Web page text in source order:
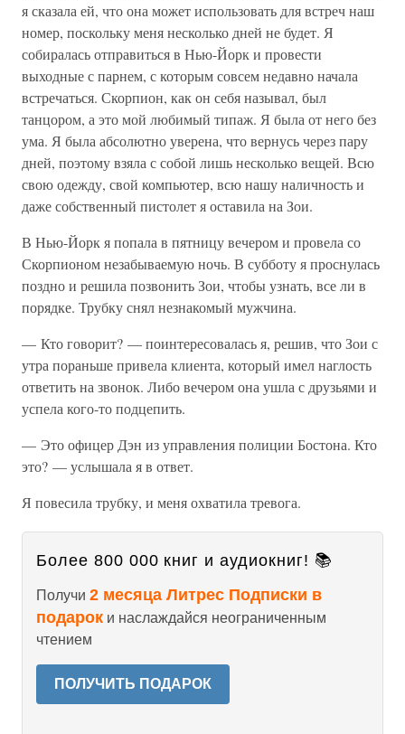
я сказала ей, что она может использовать для встреч наш
номер, поскольку меня несколько дней не будет. Я
собиралась отправиться в Нью-Йорк и провести
выходные с парнем, с которым совсем недавно начала
встречаться. Скорпион, как он себя называл, был
танцором, а это мой любимый типаж. Я была от него без
ума. Я была абсолютно уверена, что вернусь через пару
дней, поэтому взяла с собой лишь несколько вещей. Всю
свою одежду, свой компьютер, всю нашу наличность и
даже собственный пистолет я оставила на Зои.
В Нью-Йорк я попала в пятницу вечером и провела со
Скорпионом незабываемую ночь. В субботу я проснулась
поздно и решила позвонить Зои, чтобы узнать, все ли в
порядке. Трубку снял незнакомый мужчина.
— Кто говорит? — поинтересовалась я, решив, что Зои с
утра пораньше привела клиента, который имел наглость
ответить на звонок. Либо вечером она ушла с друзьями и
успела кого-то подцепить.
— Это офицер Дэн из управления полиции Бостона. Кто
это? — услышала я в ответ.
Я повесила трубку, и меня охватила тревога.
Более 800 000 книг и аудиокниг! 📚
Получи 2 месяца Литрес Подписки в
подарок и наслаждайся неограниченным
чтением
ПОЛУЧИТЬ ПОДАРОК